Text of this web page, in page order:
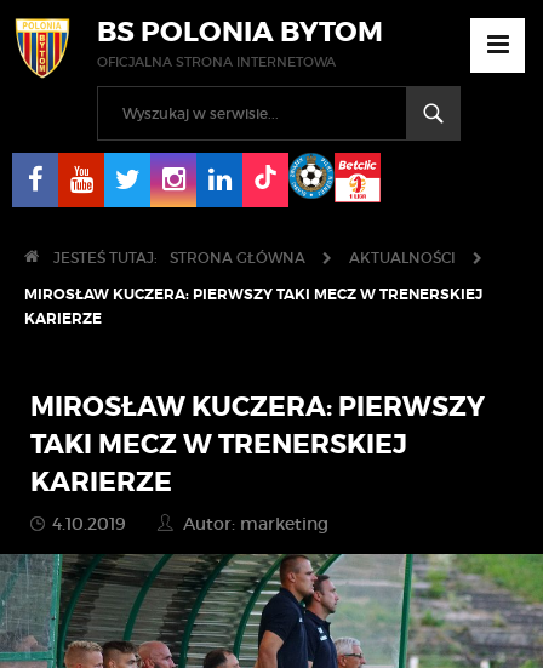
BS POLONIA BYTOM
OFICJALNA STRONA INTERNETOWA
JESTEŚ TUTAJ: STRONA GŁÓWNA AKTUALNOŚCI
MIROSŁAW KUCZERA: PIERWSZY TAKI MECZ W TRENERSKIEJ
KARIERZE
MIROSŁAW KUCZERA: PIERWSZY
TAKI MECZ W TRENERSKIEJ
KARIERZE
4.10.2019 Autor: marketing